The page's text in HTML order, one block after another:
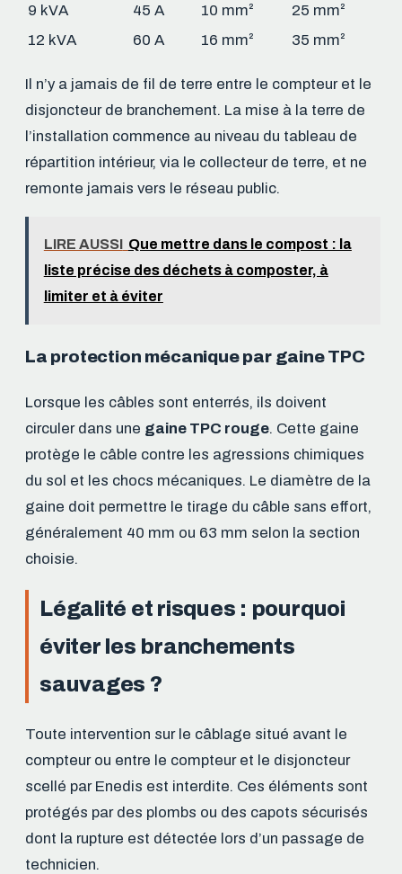
9 kVA
45 A 10 mm²
25 mm²
12 kVA
60 A 16 mm² 35 mm²
Il n’y a jamais de fil de terre entre le compteur et le
disjoncteur de branchement. La mise à la terre de
l’installation commence au niveau du tableau de
répartition intérieur, via le collecteur de terre, et ne
remonte jamais vers le réseau public.
LIRE AUSSI Que mettre dans le compost : la
liste précise des déchets à composter, à
limiter et à éviter
La protection mécanique par gaine TPC
Lorsque les câbles sont enterrés, ils doivent
circuler dans une gaine TPC rouge. Cette gaine
protège le câble contre les agressions chimiques
du sol et les chocs mécaniques. Le diamètre de la
gaine doit permettre le tirage du câble sans effort,
généralement 40 mm ou 63 mm selon la section
choisie.
Légalité et risques : pourquoi
éviter les branchements
sauvages ?
Toute intervention sur le câblage situé avant le
compteur ou entre le compteur et le disjoncteur
scellé par Enedis est interdite. Ces éléments sont
protégés par des plombs ou des capots sécurisés
dont la rupture est détectée lors d’un passage de
technicien.